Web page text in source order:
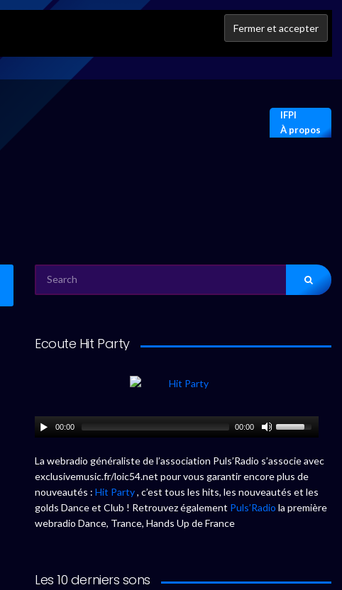
IFPI
À propos
FOR:
Ecoute Hit Party
00:00 00:00
La webradio généraliste de l’association Puls’Radio s’associe avec
exclusivemusic.fr/loic54.net pour vous garantir encore plus de
nouveautés : Hit Party, c’est tous les hits, les nouveautés et les
golds Dance et Club ! Retrouvez également Puls’Radio la première
webradio Dance, Trance, Hands Up de France
Les 10 derniers sons